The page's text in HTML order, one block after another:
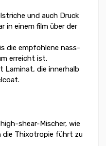
und auch Druck
in einem film über der
die empfohlene nass-
erreicht ist.
Laminat, die innerhalb
shear-Mischer, wie
die Thixotropie führt zu